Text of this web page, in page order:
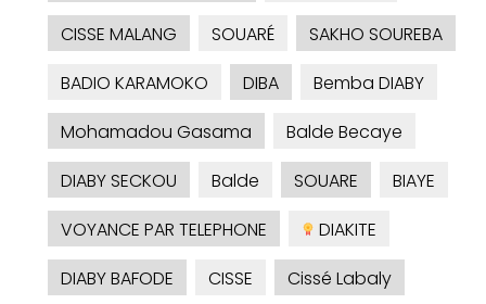
CISSE MALANG
SOUARÉ
SAKHO SOUREBA
BADIO KARAMOKO
DIBA
Bemba DIABY
Mohamadou Gasama
Balde Becaye
DIABY SECKOU
Balde SOUARE
BIAYE
VOYANCE PAR TELEPHONE
DIAKITE
DIABY BAFODE
CISSE
Cissé Labaly